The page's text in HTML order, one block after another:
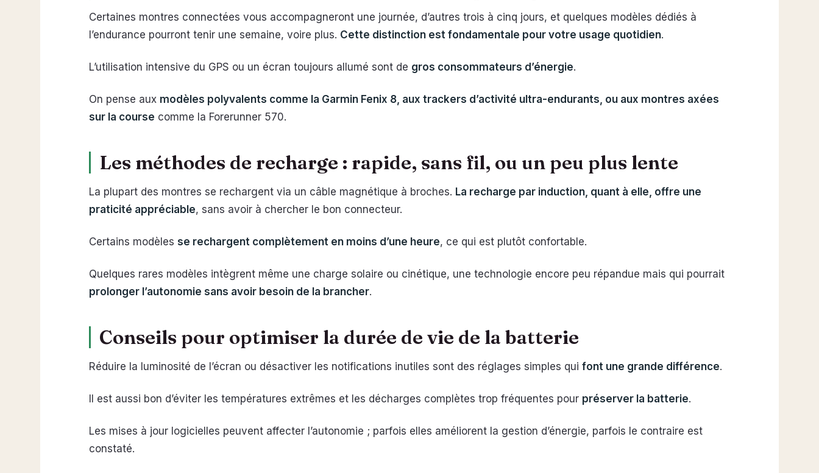
Certaines montres connectées vous accompagneront une journée, d’autres trois à cinq jours, et quelques modèles dédiés à
l’endurance pourront tenir une semaine, voire plus. Cette distinction est fondamentale pour votre usage quotidien.
L’utilisation intensive du GPS ou un écran toujours allumé sont de gros consommateurs d’énergie.
On pense aux modèles polyvalents comme la Garmin Fenix 8, aux trackers d’activité ultra-endurants, ou aux montres axées
sur la course comme la Forerunner 570.
Les méthodes de recharge : rapide, sans fil, ou un peu plus lente
La plupart des montres se rechargent via un câble magnétique à broches. La recharge par induction, quant à elle, offre une
praticité appréciable, sans avoir à chercher le bon connecteur.
Certains modèles se rechargent complètement en moins d’une heure, ce qui est plutôt confortable.
Quelques rares modèles intègrent même une charge solaire ou cinétique, une technologie encore peu répandue mais qui pourrait
prolonger l’autonomie sans avoir besoin de la brancher.
Conseils pour optimiser la durée de vie de la batterie
Réduire la luminosité de l’écran ou désactiver les notifications inutiles sont des réglages simples qui font une grande différence.
Il est aussi bon d’éviter les températures extrêmes et les décharges complètes trop fréquentes pour préserver la batterie.
Les mises à jour logicielles peuvent affecter l’autonomie ; parfois elles améliorent la gestion d’énergie, parfois le contraire est
constaté.